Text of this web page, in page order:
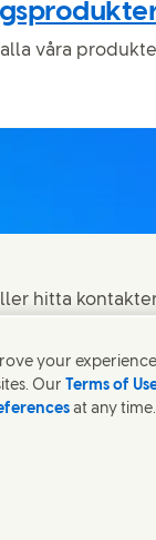
våra
hitta
your
Our Terms of
at any time.